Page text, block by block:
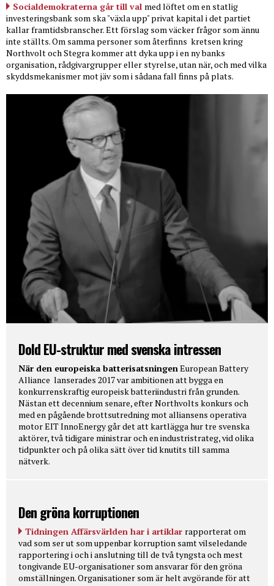
Socialdemokraterna går till val med löftet om en statlig
investeringsbank som ska "växla upp" privat kapital i det partiet
kallar framtidsbranscher. Ett förslag som väcker frågor som ännu
inte ställts. Om samma personer som återfinns kretsen kring
Northvolt och Stegra kommer att dyka upp i en ny banks
organisation, rådgivargrupper eller styrelse, utan när, och med vilka
skyddsmekanismer mot jäv som i sådana fall finns på plats.
Dold EU-struktur med svenska intressen
När den europeiska batterisatsningenEuropean Battery
Alliance lanserades 2017 var ambitionen att bygga en
konkurrenskraftig europeisk batteriindustri från grunden.
Nästan ett decennium senare, efter Northvolts konkurs och
med en pågående brottsutredning mot alliansens operativa
motor EIT InnoEnergy går det att kartlägga hur tre svenska
aktörer, två tidigare ministrar och en industristrateg, vid olika
tidpunkter och på olika sätt över tid knutits till samma
nätverk.
Den gröna korruptionen
Tidningen Affärsvärlden har i artiklar rapporterat om
vad som ser ut som uppenbar korruption samt vilseledande
rapportering i och i anslutning till de två tyngsta och mest
tongivande EU-organisationer som ansvarar för den gröna
omställningen. Organisationer som är helt avgörande för att